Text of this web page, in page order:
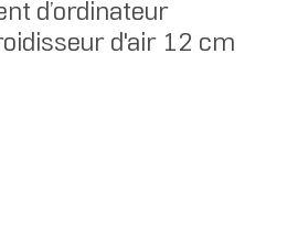
d’ordinateur
d'air 12 cm